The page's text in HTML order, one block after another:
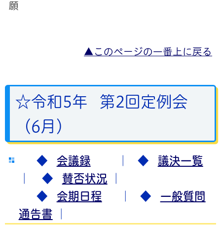
願
▲このページの一番上に戻る
☆令和5年 第2回定例会
（6月）
◆ 会議録 ｜ ◆ 議決一覧
｜ ◆ 賛否状況
◆ 会期日程 ｜ ◆ 一般質問
通告書